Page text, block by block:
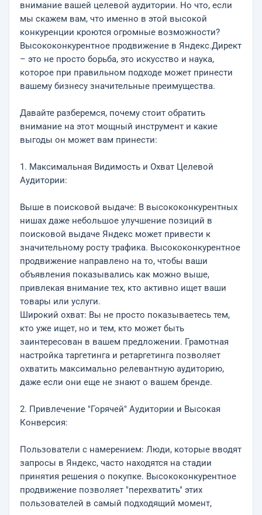
внимание вашей целевой аудитории. Но что, если
мы скажем вам, что именно в этой высокой
конкуренции кроются огромные возможности?
Высококонкурентное продвижение в Яндекс.Директ
– это не просто борьба, это искусство и наука,
которое при правильном подходе может принести
вашему бизнесу значительные преимущества.
Давайте разберемся, почему стоит обратить
внимание на этот мощный инструмент и какие
выгоды он может вам принести:
1. Максимальная Видимость и Охват Целевой
Аудитории:
Выше в поисковой выдаче: В высококонкурентных
нишах даже небольшое улучшение позиций в
поисковой выдаче Яндекс может привести к
значительному росту трафика. Высококонкурентное
продвижение направлено на то, чтобы ваши
объявления показывались как можно выше,
привлекая внимание тех, кто активно ищет ваши
товары или услуги.
Широкий охват: Вы не просто показываетесь тем,
кто уже ищет, но и тем, кто может быть
заинтересован в вашем предложении. Грамотная
настройка таргетинга и ретаргетинга позволяет
охватить максимально релевантную аудиторию,
даже если они еще не знают о вашем бренде.
2. Привлечение "Горячей" Аудитории и Высокая
Конверсия:
Пользователи с намерением: Люди, которые вводят
запросы в Яндекс, часто находятся на стадии
принятия решения о покупке. Высококонкурентное
продвижение позволяет "перехватить" этих
пользователей в самый подходящий момент,